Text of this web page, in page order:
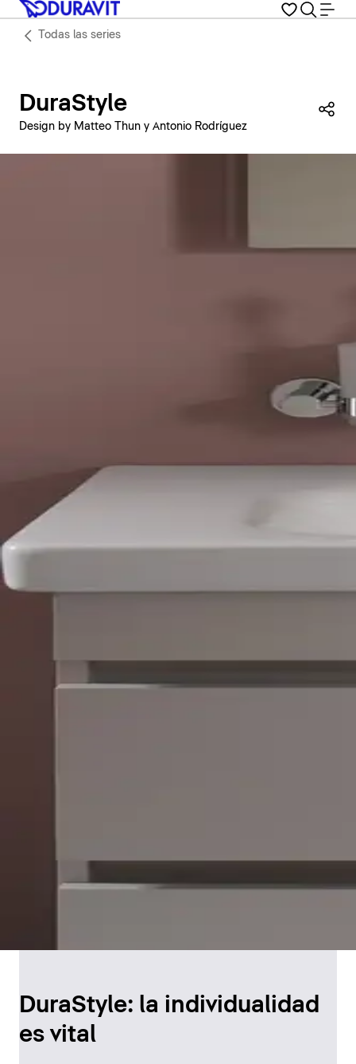
Todas las series
DuraStyle
Design by Matteo Thun y Antonio Rodríguez
DuraStyle: la individualidad
es vital